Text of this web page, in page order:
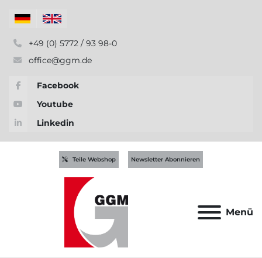
+49 (0) 5772 / 93 98-0
office@ggm.de
Facebook
Youtube
Linkedin
Menü
Teile Webshop Newsletter Abonnieren